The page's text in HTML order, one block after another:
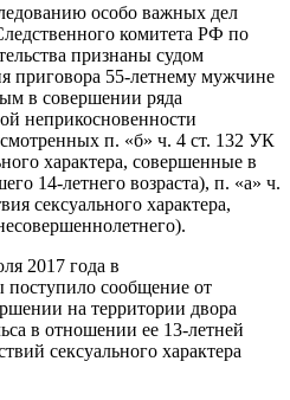
особо важных дел
комитета РФ по
признаны судом
приговора 55-летнему мужчине
в совершении ряда
неприкосновенности
п. «б» ч. 4 ст. 132 УК
характера, совершенные в
14-летнего возраста), п. «а» ч.
сексуального характера,
2017 года в
поступило сообщение от
на территории двора
в отношении ее 13-летней
сексуального характера